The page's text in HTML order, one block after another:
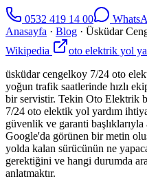
0532 419 14 00
Anasayfa · Blog · Üsküdar
Wikipedia
oto elektrik yol
üsküdar cengelkoy 7/24 oto
yoğun trafik saatlerinde hızlı
bir servistir. Tekin Oto Elektrik
7/24 oto elektik yol yardım
güvenlik ve garanti başlıklarıyla
Google'da görünen bir metin
yolda kalan sürücünün ne
gerektiğini ve hangi durumda
anlatmaktır.